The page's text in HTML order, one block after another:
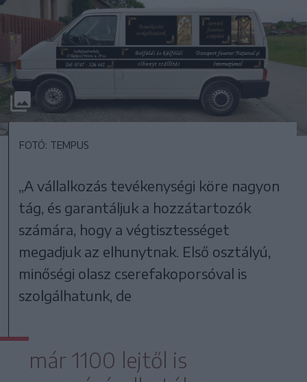
FOTÓ: TEMPUS
„A vállalkozás tevékenységi köre nagyon
tág, és garantáljuk a hozzátartozók
számára, hogy a végtisztességet
megadjuk az elhunytnak. Első osztályú,
minőségi olasz cserefakoporsóval is
szolgálhatunk, de
már 1100 lejtől is